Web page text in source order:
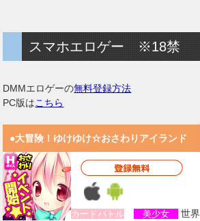
スマホエロゲー ※18禁
DMMエロゲーの無料登録方法
PC版はこちら
●大冒険！ゆけゆけ☆おさわりアイランド
カードバトル 美少女
世界